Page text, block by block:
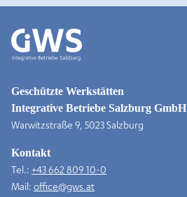
Geschützte Werkstätten
Integrative Betriebe Salzburg GmbH
Warwitzstraße 9, 5023 Salzburg
Kontakt
Tel.: +43 662 809 10-0
Mail: office@gws.at